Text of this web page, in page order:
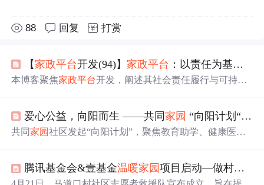
88 回复 打赏
【 家政平台开发(94)】 家政平台 ：以责任为基，筑可持续发展之路
本博客聚焦家政平台开发，阐述其社会责任履行与可持续
益服务、助力人员发展、实施环保行动；进行效果评估与
报告，并依结果调整策略，推动平台持续发展。
爱心公益，向阳而生 ——共同 家园 “向阳计划“温暖
共同家园社区发起“向阳计划”，聚焦教育助学、健康医疗
腾讯基金会&壹基金温暖家园项目启动—做村安全的第一响应人